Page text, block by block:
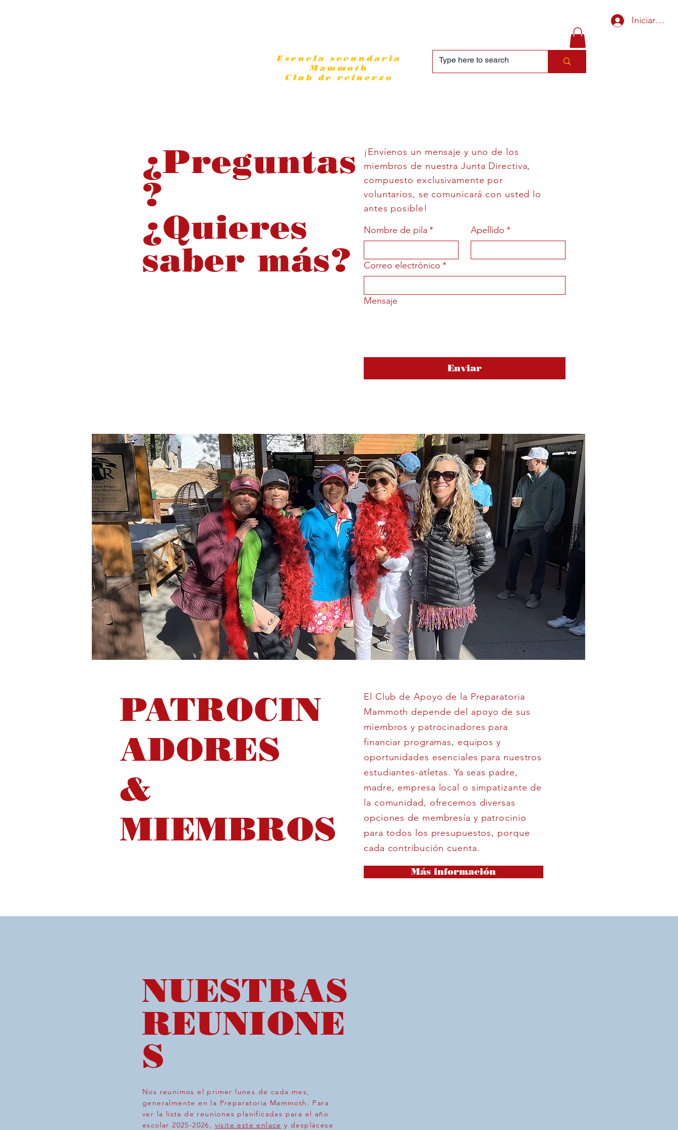
Iniciar
Escuela secundaria
Mammoth
Club de refuerzo
¿Preguntas
?
¿Quieres
saber más?
¡Envíenos un mensaje y uno de los
miembros de nuestra Junta Directiva,
compuesto exclusivamente por
voluntarios, se comunicará con usted lo
antes posible!
Nombre de pila * Apellido *
Correo electrónico *
Mensaje
Enviar
PATROCIN
ADORES
&
MIEMBROS
El Club de Apoyo de la Preparatoria
Mammoth depende del apoyo de sus
miembros y patrocinadores para
financiar programas, equipos y
oportunidades esenciales para nuestros
estudiantes-atletas. Ya seas padre,
madre, empresa local o simpatizante de
la comunidad, ofrecemos diversas
opciones de membresía y patrocinio
para todos los presupuestos, porque
cada contribución cuenta.
Más información
NUESTRAS
REUNIONE
S
Nos reunimos el primer lunes de cada mes,
generalmente en la Preparatoria Mammoth. Para
ver la lista de reuniones planificadas para el año
escolar 2025-2026, visite este enlace y desplácese